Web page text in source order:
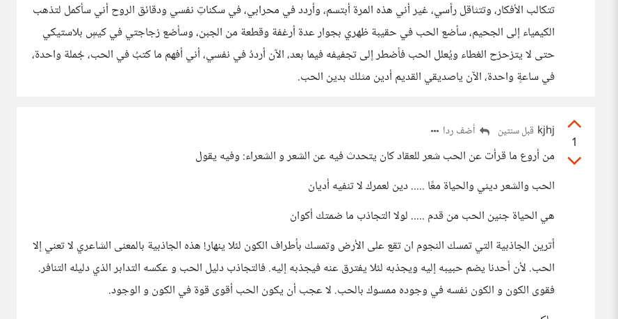
تتكالب الأفكار، وتتثاقل رأسي، غير أني هذه المرة أبتسم، وأردد في محرابي، في سكناتِ نفسي ودقائق الروح أني سأكمل لتذهب
الكيمياء إلى الجحيم، سأضع الحب في حقيبة ظهري بجوار عدة أرغفة وقطعة من الجبن، وسأضع زجاجتي في كيسٍ بلاستيكي
حتى لا يتزحزح الغطاء ويُعلل الحب فأضطر إلى تجفيفه فيما بعد، الآن أرددُ في نفسي، أني أفهم ما كتبُ في الحب، جُملة واحدة،
في ساعةٍ واحدة، الآن ياصديقي القديم أدين مثلك بدين الحب.
1
kjhj قبل سنتين أضف ردا
من أروع ما قرأت عن الحب شعر للعقاد كان يتحدث فيه عن الشعر و الشعراء: وفيه يقول
الحب والشعر ديني والحياة معًا ..... دين لعمرك لا تنفيه أديان
هي الحياة جنين الحب من قدم ..... لولا التجاذب ما ضمتك أكوان
أترين الجاذبية التي تمسك النجوم ان تقع على الأرض وتمسك بأطراف الكون لئلا ينهار! هذه الجاذبية بالمعنى الشاعري لا تعني إلا
الحب. لأن أحدنا يضم حبيبه إليه ويجذبه لئلا يفترق عنه فيجذبه إليه. فالتجاذب دليل الحب و عكسه التدابر الذي دليله التنافر.
فقوى الكون و الكون نفسه في وجوده ممسوك بالحب. لا عجب أن يكون الحب أقوى قوة في الكون و الوجود.